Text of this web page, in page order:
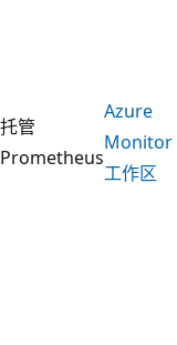
托管
Prometheus
Azure
Monitor
工作区